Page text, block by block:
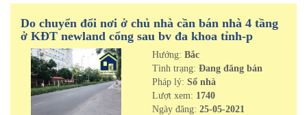
Do chuyển đổi nơi ở chủ nhà cần bán nhà 4 tầng
ở KĐT newland cổng sau bv đa khoa tỉnh-p
Thanh Bình-tp Hải DươngHướng: Bắc
Tình trạng: Đang đăng bán
Pháp lý: Sổ nhà
Lượt xem: 1740
Ngày đăng: 25-05-2021